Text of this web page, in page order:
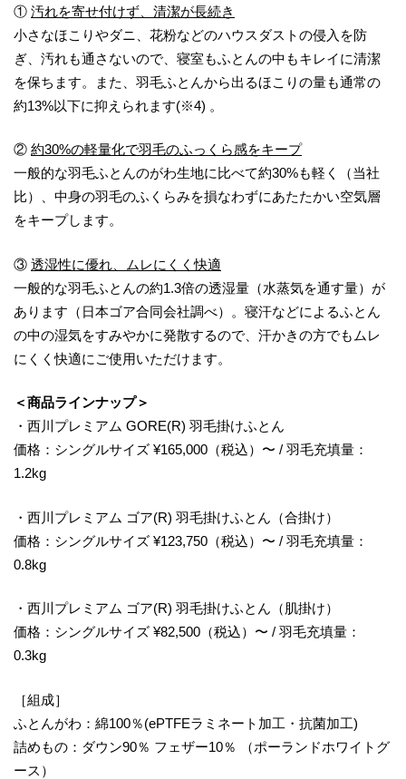
① 汚れを寄せ付けず、清潔が長続き
小さなほこりやダニ、花粉などのハウスダストの侵入を防
ぎ、汚れも通さないので、寝室もふとんの中もキレイに清潔
を保ちます。また、羽毛ふとんから出るほこりの量も通常の
約13%以下に抑えられます(※4) 。
② 約30%の軽量化で羽毛のふっくら感をキープ
一般的な羽毛ふとんのがわ生地に比べて約30%も軽く（当社
比）、中身の羽毛のふくらみを損なわずにあたたかい空気層
をキープします。
③ 透湿性に優れ、ムレにくく快適
一般的な羽毛ふとんの約1.3倍の透湿量（水蒸気を通す量）が
あります（日本ゴア合同会社調べ）。寝汗などによるふとん
の中の湿気をすみやかに発散するので、汗かきの方でもムレ
にくく快適にご使用いただけます。
＜商品ラインナップ＞
・西川プレミアム GORE(R) 羽毛掛けふとん
価格：シングルサイズ ¥165,000（税込）〜 / 羽毛充填量：
1.2kg
・西川プレミアム ゴア(R) 羽毛掛けふとん（合掛け）
価格：シングルサイズ ¥123,750（税込）〜 / 羽毛充填量：
0.8kg
・西川プレミアム ゴア(R) 羽毛掛けふとん（肌掛け）
価格：シングルサイズ ¥82,500（税込）〜 / 羽毛充填量：
0.3kg
［組成］
ふとんがわ：綿100％(ePTFEラミネート加工・抗菌加工)
詰めもの：ダウン90％ フェザー10％ （ポーランドホワイトグ
ース）